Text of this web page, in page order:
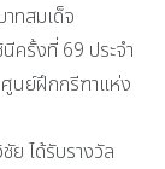
าทสมเด็จ
ครั้งที่ 69 ประจำ
นย์ฝึกกรีฑาแห่ง
ย ได้รับรางวัล